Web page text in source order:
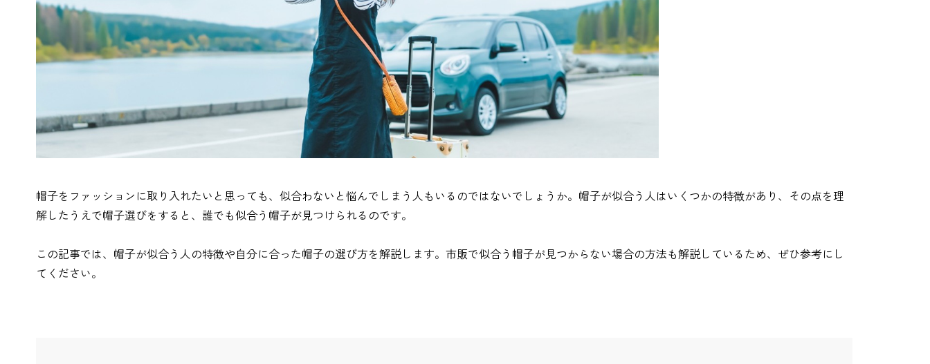
帽子をファッションに取り入れたいと思っても、似合わないと悩んでしまう人もいるのではないでしょうか。帽子が似合う人はいくつかの特徴があり、その点を理
解したうえで帽子選びをすると、誰でも似合う帽子が見つけられるのです。
この記事では、帽子が似合う人の特徴や自分に合った帽子の選び方を解説します。市販で似合う帽子が見つからない場合の方法も解説しているため、ぜひ参考にし
てください。